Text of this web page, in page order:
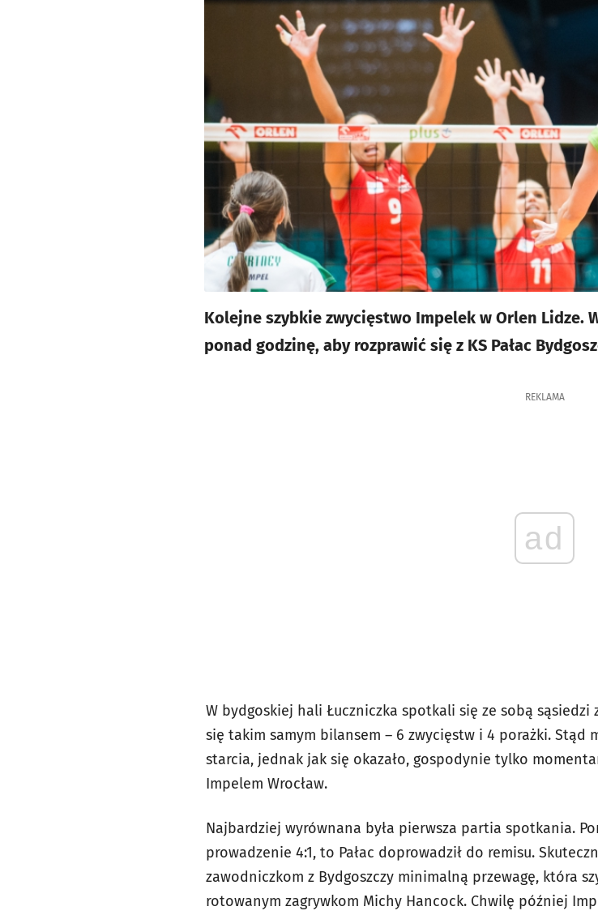
Kolejne szybkie zwycięstwo Impelek w Orlen Lidze.
ponad godzinę, aby rozprawić się z KS Pałac
REKLAMA
ad
W bydgoskiej hali Łuczniczka spotkali się ze sobą
się takim samym bilansem – 6 zwycięstw i 4 porażki. Stąd
starcia, jednak jak się okazało, gospodynie tylko
Impelem Wrocław.
Najbardziej wyrównana była pierwsza partia spotkania.
prowadzenie 4:1, to Pałac doprowadził do remisu.
zawodniczkom z Bydgoszczy minimalną przewagę, która
rotowanym zagrywkom Michy Hancock. Chwilę później